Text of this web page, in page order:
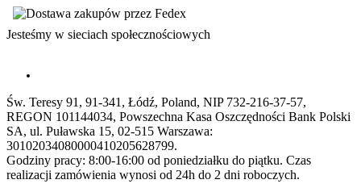
Jesteśmy w sieciach społecznościowych
Św. Teresy 91, 91-341, Łódź, Poland, NIP 732-216-37-57,
REGON 101144034, Powszechna Kasa Oszczędności Bank Polski
SA, ul. Puławska 15, 02-515 Warszawa:
30102034080000410205628799.
Godziny pracy: 8:00-16:00 od poniedziałku do piątku. Czas
realizacji zamówienia wynosi od 24h do 2 dni roboczych.